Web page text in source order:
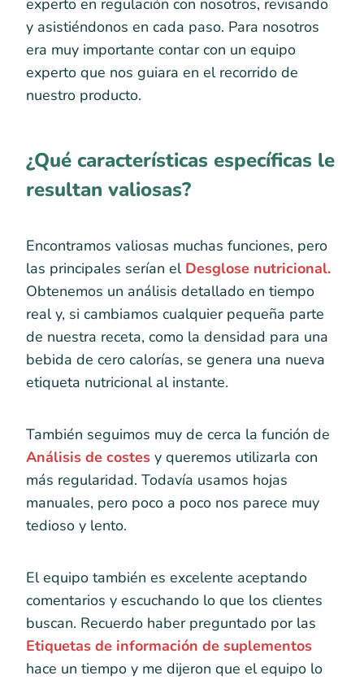
experto en regulación con nosotros, revisando
y asistiéndonos en cada paso. Para nosotros
era muy importante contar con un equipo
experto que nos guiara en el recorrido de
nuestro producto.
¿Qué características específicas le
resultan valiosas?
Encontramos valiosas muchas funciones, pero
las principales serían el Desglose nutricional.
Obtenemos un análisis detallado en tiempo
real y, si cambiamos cualquier pequeña parte
de nuestra receta, como la densidad para una
bebida de cero calorías, se genera una nueva
etiqueta nutricional al instante.
También seguimos muy de cerca la función de
Análisis de costes y queremos utilizarla con
más regularidad. Todavía usamos hojas
manuales, pero poco a poco nos parece muy
tedioso y lento.
El equipo también es excelente aceptando
comentarios y escuchando lo que los clientes
buscan. Recuerdo haber preguntado por las
Etiquetas de información de suplementos
hace un tiempo y me dijeron que el equipo lo